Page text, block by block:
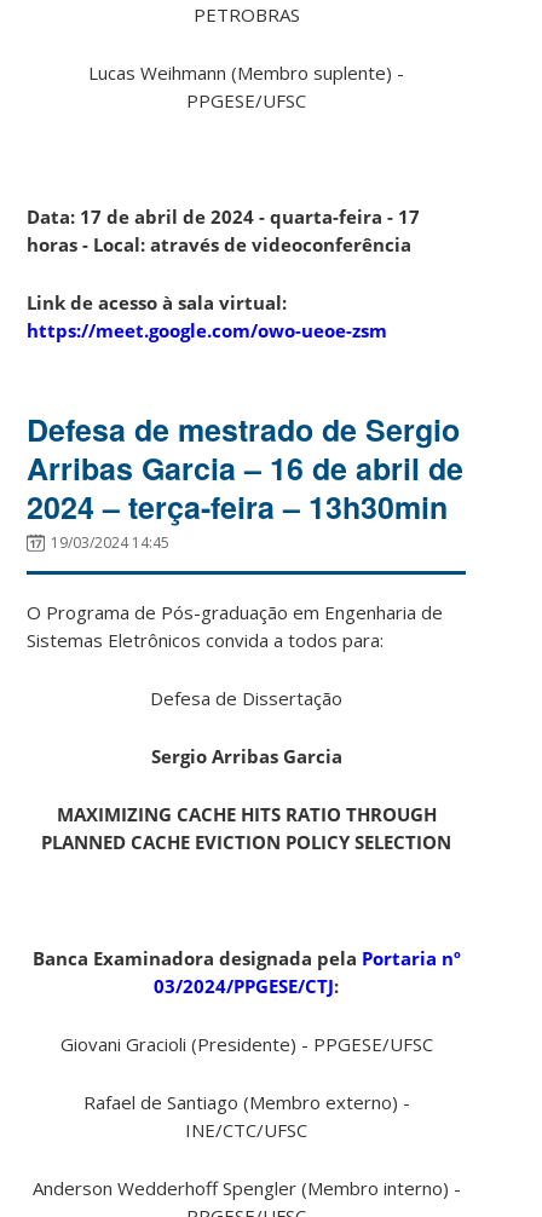
PETROBRAS
Lucas Weihmann (Membro suplente) -
PPGESE/UFSC
Data: 17 de abril de 2024 - quarta-feira - 17
horas - Local: através de videoconferência
Link de acesso à sala virtual:
https://meet.google.com/owo-ueoe-zsm
Defesa de mestrado de Sergio
Arribas Garcia – 16 de abril de
2024 – terça-feira – 13h30min
19/03/2024 14:45
O Programa de Pós-graduação em Engenharia de
Sistemas Eletrônicos convida a todos para:
Defesa de Dissertação
Sergio Arribas Garcia
MAXIMIZING CACHE HITS RATIO THROUGH
PLANNED CACHE EVICTION POLICY SELECTION
Banca Examinadora designada pela Portaria nº
03/2024/PPGESE/CTJ:
Giovani Gracioli (Presidente) - PPGESE/UFSC
Rafael de Santiago (Membro externo) -
INE/CTC/UFSC
Anderson Wedderhoff Spengler (Membro interno) -